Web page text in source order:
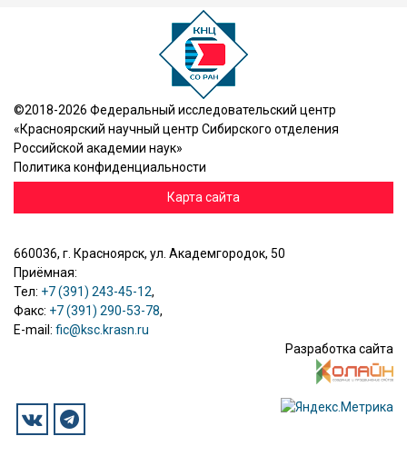
©2018-2026 Федеральный исследовательский центр
«Красноярский научный центр Сибирского отделения
Российской академии наук»
Политика конфиденциальности
Карта сайта
660036, г. Красноярск, ул. Академгородок, 50
Приёмная:
Тел: +7 (391) 243-45-12,
Факс: +7 (391) 290-53-78,
E-mail: fic@ksc.krasn.ru
Разработка сайта